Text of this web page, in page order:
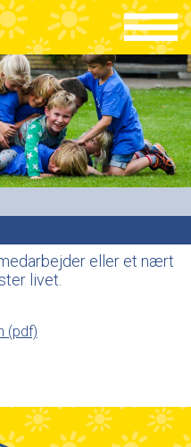
eller et nært
livet.
(pdf)